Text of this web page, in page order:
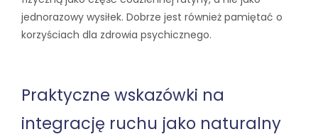
jednorazowy wysiłek. Dobrze jest również pamiętać o
korzyściach dla zdrowia psychicznego.
Praktyczne wskazówki na
integrację ruchu jako naturalny